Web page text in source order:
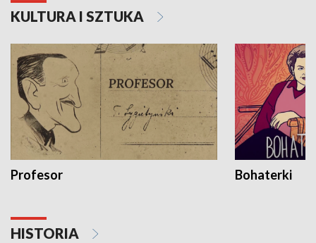
KULTURA I SZTUKA
Profesor Bohaterki
HISTORIA